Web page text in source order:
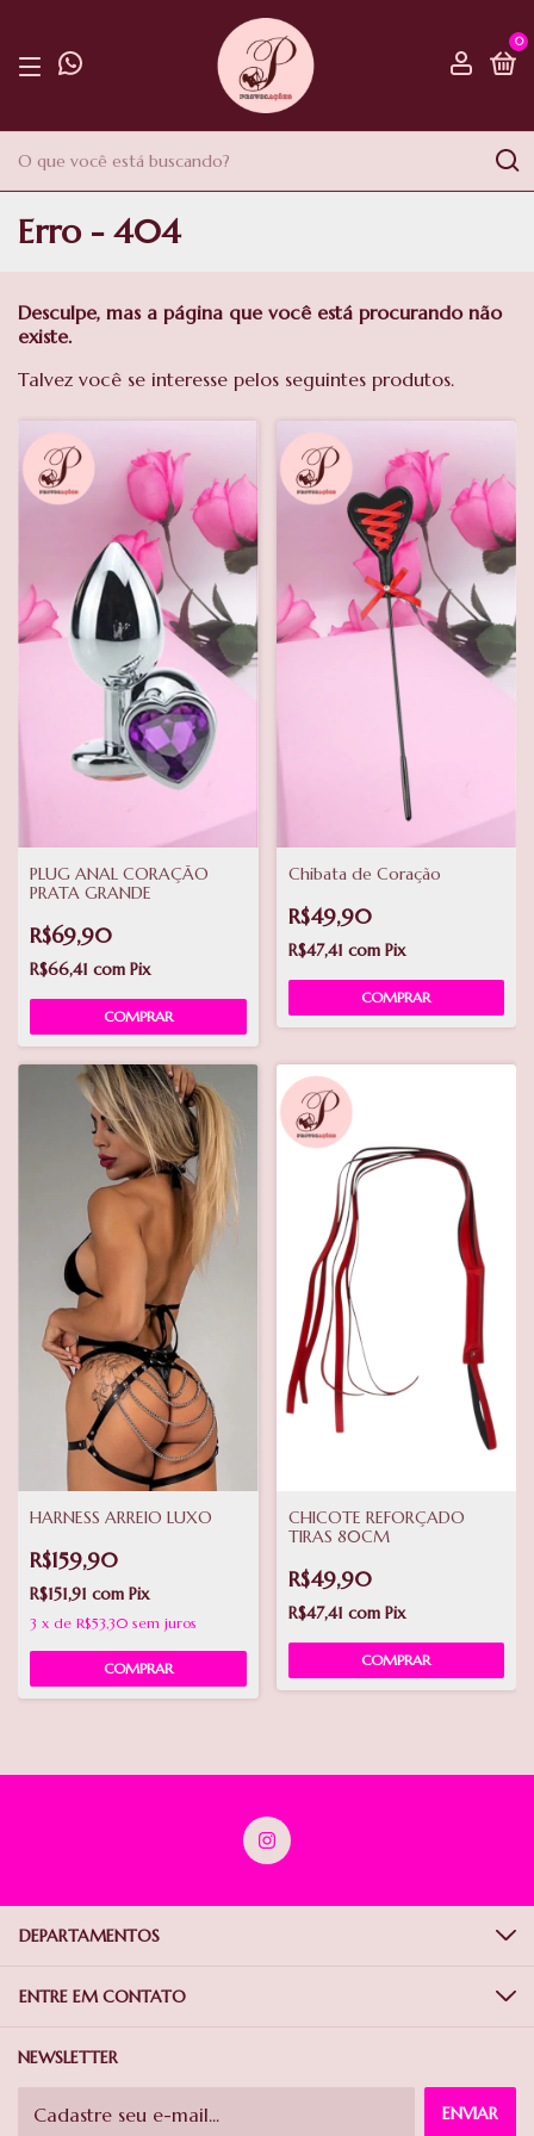
0
Erro - 404
Desculpe, mas a página que você está procurando não
existe.
Talvez você se interesse pelos seguintes produtos.
PLUG ANAL CORAÇÃO
PRATA GRANDE
R$69,90
R$66,41 com Pix
COMPRAR
Chibata de Coração
R$49,90
R$47,41 com Pix
HARNESS ARREIO LUXO
R$159,90
R$151,91 com Pix
3 x de R$53,30 sem juros
CHICOTE REFORÇADO
TIRAS 80CM
R$49,90
R$47,41 com Pix
DEPARTAMENTOS
ENTRE EM CONTATO
NEWSLETTER